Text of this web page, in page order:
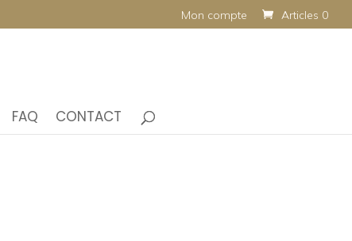
Mon compte Articles 0
FAQ CONTACT